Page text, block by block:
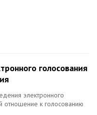
голосования
электронного
к голосованию